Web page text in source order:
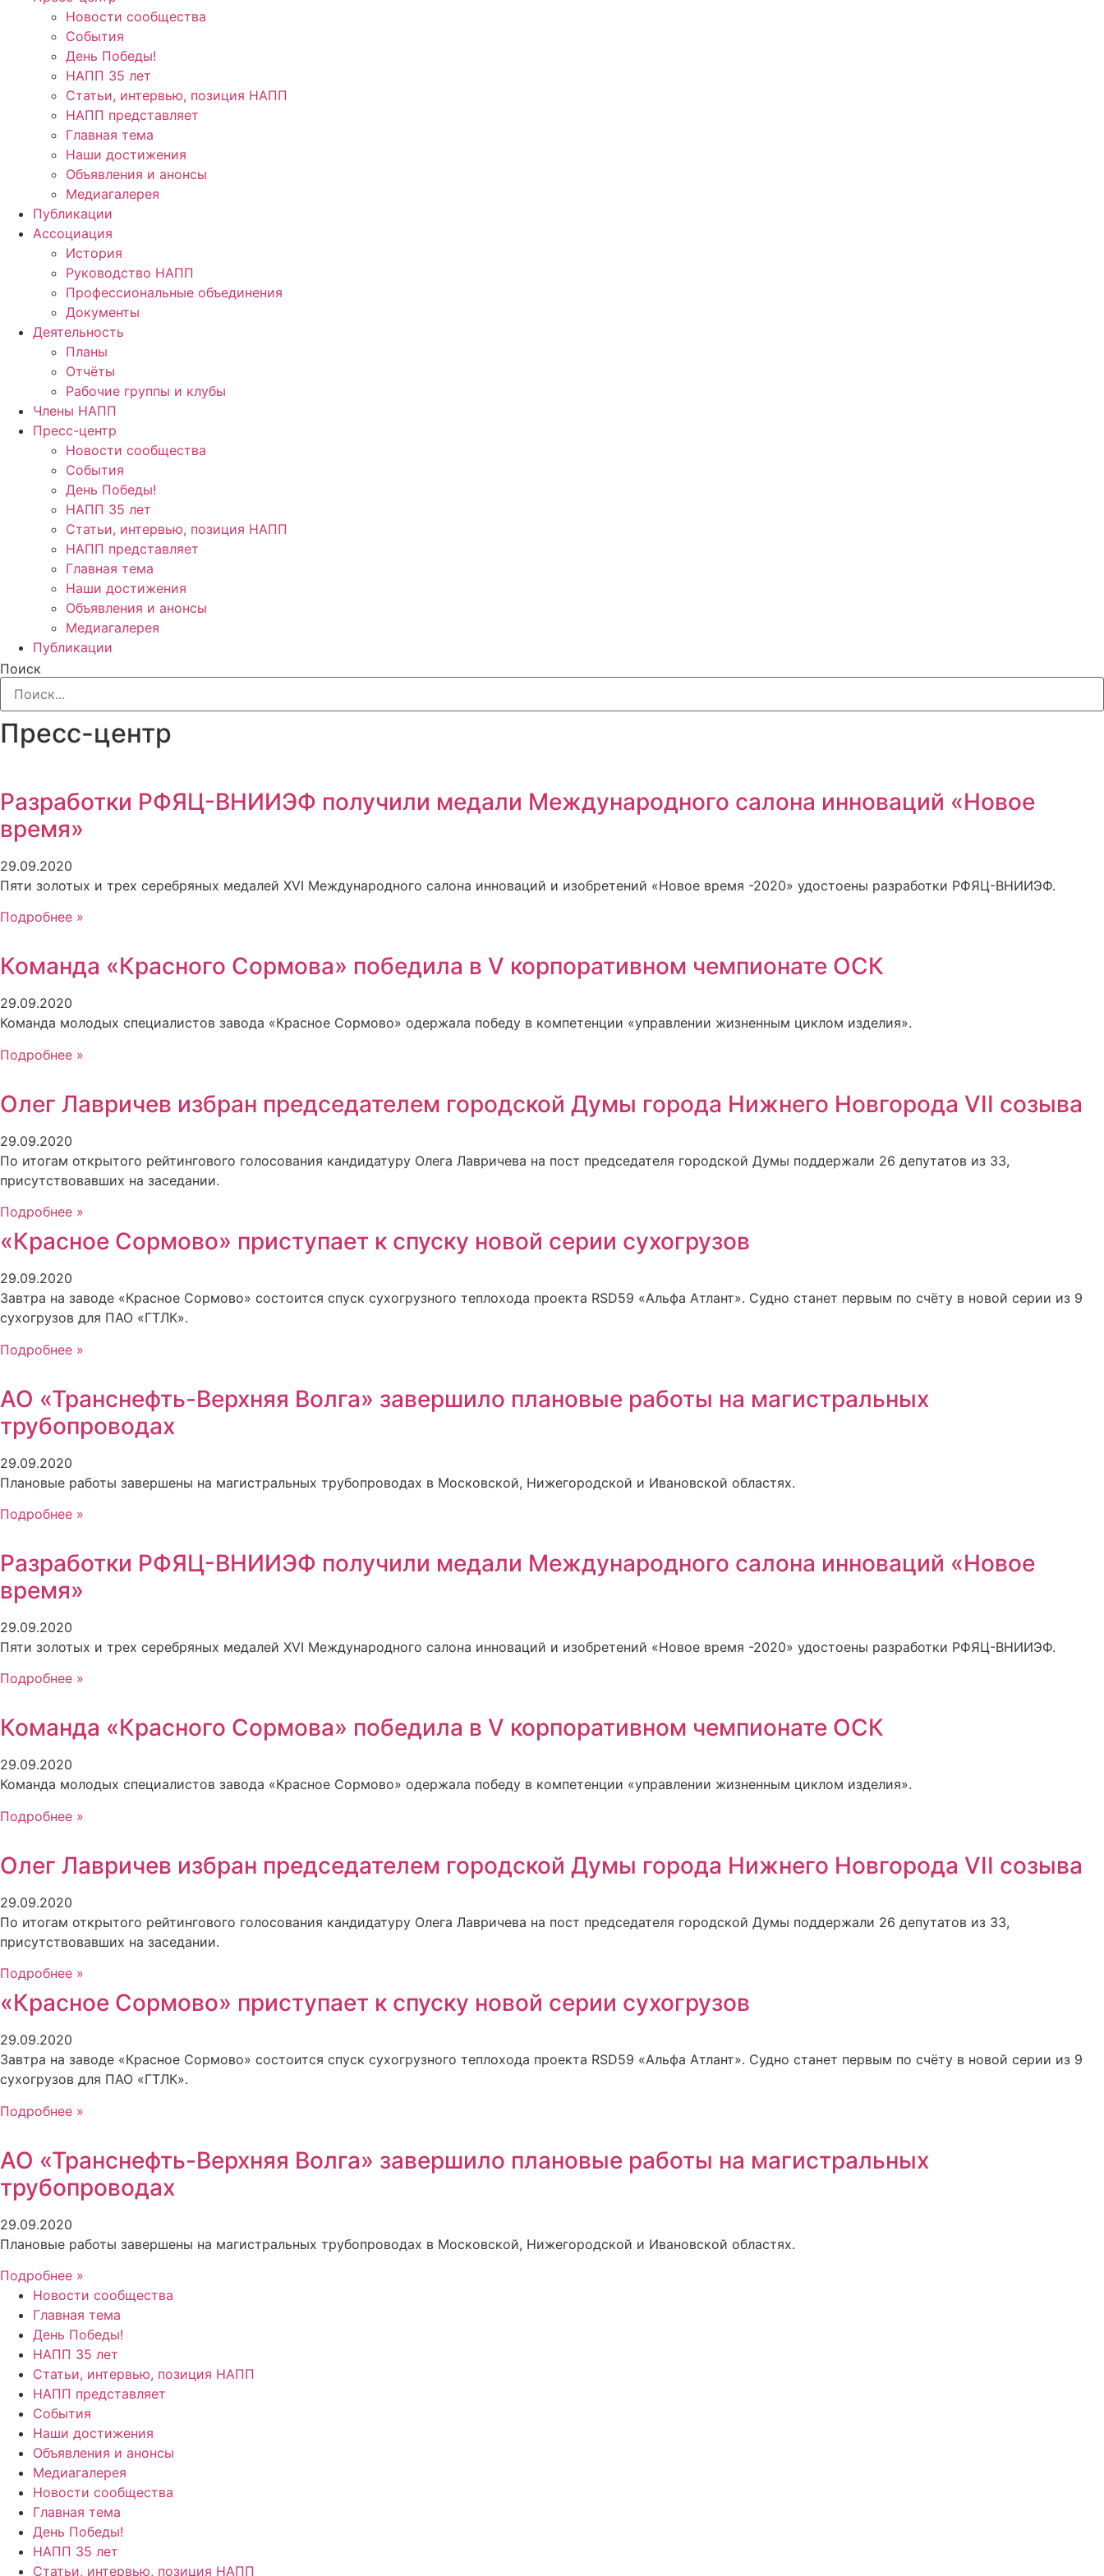
Новости сообщества
События
День Победы!
НАПП 35 лет
Статьи, интервью, позиция НАПП
НАПП представляет
Главная тема
Наши достижения
Объявления и анонсы
Медиагалерея
Публикации
Ассоциация
История
Руководство НАПП
Профессиональные объединения
Документы
Деятельность
Планы
Отчёты
Рабочие группы и клубы
Члены НАПП
Пресс-центр
Новости сообщества
События
День Победы!
НАПП 35 лет
Статьи, интервью, позиция НАПП
НАПП представляет
Главная тема
Наши достижения
Объявления и анонсы
Медиагалерея
Публикации
Поиск
Пресс-центр
Разработки РФЯЦ-ВНИИЭФ получили медали Международного салона инноваций «Новое
время»
29.09.2020
Пяти золотых и трех серебряных медалей XVI Международного салона инноваций и изобретений «Новое время -2020» удостоены разработки РФЯЦ-ВНИИЭФ.
Подробнее »
Команда «Красного Сормова» победила в V корпоративном чемпионате ОСК
29.09.2020
Команда молодых специалистов завода «Красное Сормово» одержала победу в компетенции «управлении жизненным циклом изделия».
Подробнее »
Олег Лавричев избран председателем городской Думы города Нижнего Новгорода VII созыва
29.09.2020
По итогам открытого рейтингового голосования кандидатуру Олега Лавричева на пост председателя городской Думы поддержали 26 депутатов из 33,
присутствовавших на заседании.
Подробнее »
«Красное Сормово» приступает к спуску новой серии сухогрузов
29.09.2020
Завтра на заводе «Красное Сормово» состоится спуск сухогрузного теплохода проекта RSD59 «Альфа Атлант». Судно станет первым по счёту в новой серии из 9
сухогрузов для ПАО «ГТЛК».
Подробнее »
АО «Транснефть-Верхняя Волга» завершило плановые работы на магистральных
трубопроводах
29.09.2020
Плановые работы завершены на магистральных трубопроводах в Московской, Нижегородской и Ивановской областях.
Подробнее »
Разработки РФЯЦ-ВНИИЭФ получили медали Международного салона инноваций «Новое
время»
29.09.2020
Пяти золотых и трех серебряных медалей XVI Международного салона инноваций и изобретений «Новое время -2020» удостоены разработки РФЯЦ-ВНИИЭФ.
Подробнее »
Команда «Красного Сормова» победила в V корпоративном чемпионате ОСК
29.09.2020
Команда молодых специалистов завода «Красное Сормово» одержала победу в компетенции «управлении жизненным циклом изделия».
Подробнее »
Олег Лавричев избран председателем городской Думы города Нижнего Новгорода VII созыва
29.09.2020
По итогам открытого рейтингового голосования кандидатуру Олега Лавричева на пост председателя городской Думы поддержали 26 депутатов из 33,
присутствовавших на заседании.
Подробнее »
«Красное Сормово» приступает к спуску новой серии сухогрузов
29.09.2020
Завтра на заводе «Красное Сормово» состоится спуск сухогрузного теплохода проекта RSD59 «Альфа Атлант». Судно станет первым по счёту в новой серии из 9
сухогрузов для ПАО «ГТЛК».
Подробнее »
АО «Транснефть-Верхняя Волга» завершило плановые работы на магистральных
трубопроводах
29.09.2020
Плановые работы завершены на магистральных трубопроводах в Московской, Нижегородской и Ивановской областях.
Подробнее »
Новости сообщества
Главная тема
День Победы!
НАПП 35 лет
Статьи, интервью, позиция НАПП
НАПП представляет
События
Наши достижения
Объявления и анонсы
Медиагалерея
Новости сообщества
Главная тема
День Победы!
НАПП 35 лет
Статьи, интервью, позиция НАПП